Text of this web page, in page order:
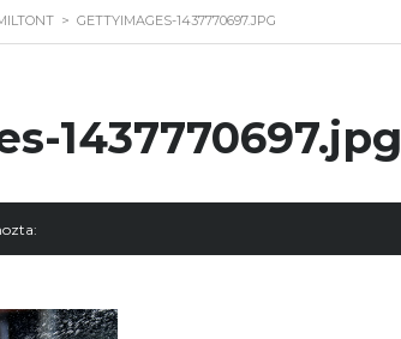
> GETTYIMAGES-1437770697.JPG
1437770697.jpg